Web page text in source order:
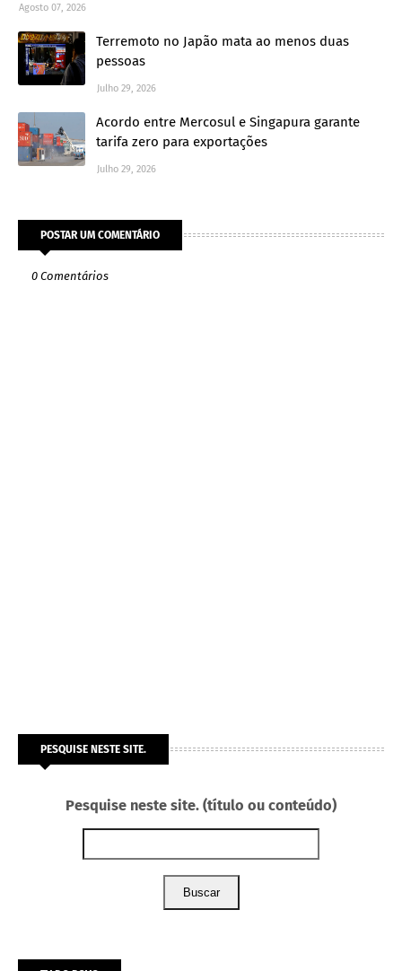
Agosto 07, 2026
Terremoto no Japão mata ao menos duas
pessoas
Julho 29, 2026
Acordo entre Mercosul e Singapura garante
tarifa zero para exportações
Julho 29, 2026
POSTAR UM COMENTÁRIO
0 Comentários
PESQUISE NESTE SITE.
Pesquise neste site. (título ou conteúdo)
Buscar